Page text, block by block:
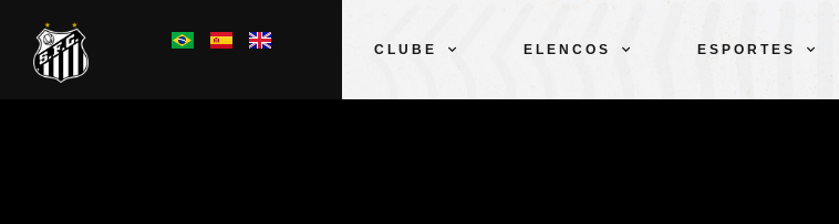
CLUBE ELENCOS ESPORTES